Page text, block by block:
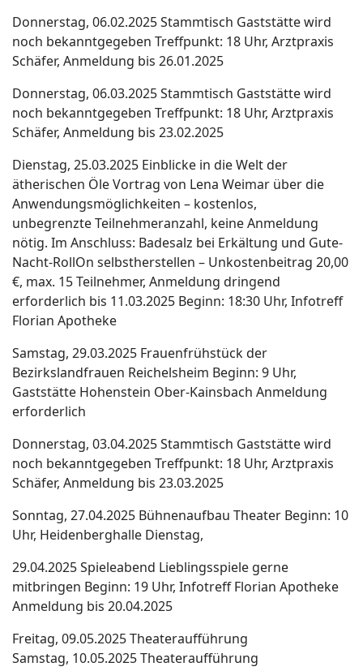
Donnerstag, 06.02.2025 Stammtisch Gaststätte wird
noch bekanntgegeben Treffpunkt: 18 Uhr, Arztpraxis
Schäfer, Anmeldung bis 26.01.2025
Donnerstag, 06.03.2025 Stammtisch Gaststätte wird
noch bekanntgegeben Treffpunkt: 18 Uhr, Arztpraxis
Schäfer, Anmeldung bis 23.02.2025
Dienstag, 25.03.2025 Einblicke in die Welt der
ätherischen Öle Vortrag von Lena Weimar über die
Anwendungsmöglichkeiten – kostenlos,
unbegrenzte Teilnehmeranzahl, keine Anmeldung
nötig. Im Anschluss: Badesalz bei Erkältung und Gute-
Nacht-RollOn selbstherstellen – Unkostenbeitrag 20,00
€, max. 15 Teilnehmer, Anmeldung dringend
erforderlich bis 11.03.2025 Beginn: 18:30 Uhr, Infotreff
Florian Apotheke
Samstag, 29.03.2025 Frauenfrühstück der
Bezirkslandfrauen Reichelsheim Beginn: 9 Uhr,
Gaststätte Hohenstein Ober-Kainsbach Anmeldung
erforderlich
Donnerstag, 03.04.2025 Stammtisch Gaststätte wird
noch bekanntgegeben Treffpunkt: 18 Uhr, Arztpraxis
Schäfer, Anmeldung bis 23.03.2025
Sonntag, 27.04.2025 Bühnenaufbau Theater Beginn: 10
Uhr, Heidenberghalle Dienstag,
29.04.2025 Spieleabend Lieblingsspiele gerne
mitbringen Beginn: 19 Uhr, Infotreff Florian Apotheke
Anmeldung bis 20.04.2025
Freitag, 09.05.2025 Theateraufführung
Samstag, 10.05.2025 Theateraufführung